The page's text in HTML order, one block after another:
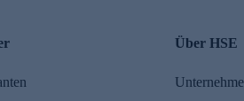
Über HSE